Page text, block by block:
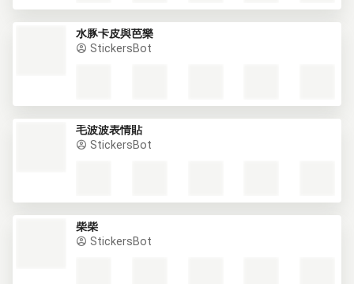
水豚卡皮與芭樂
StickersBot
毛波波表情貼
StickersBot
柴柴
StickersBot